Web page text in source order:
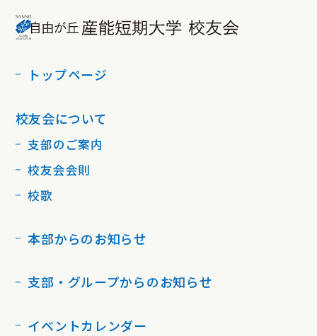
トップページ
校友会について
支部のご案内
校友会会則
校歌
本部からのお知らせ
支部・グループからのお知らせ
イベントカレンダー